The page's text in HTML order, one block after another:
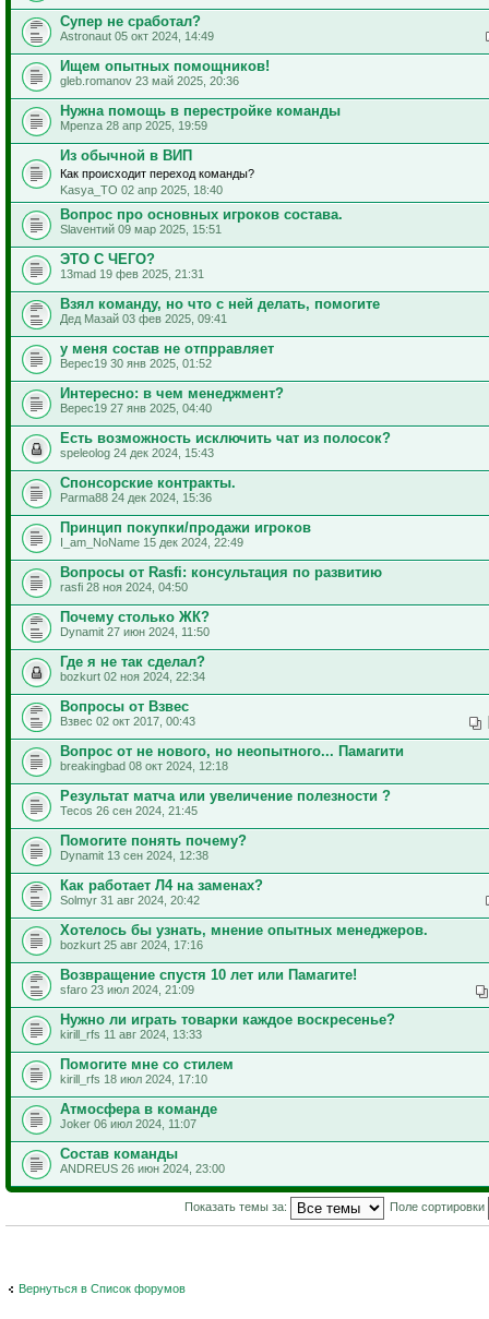
Супер не сработал?
Astronaut 05 окт 2024, 14:49
Ищем опытных помощников!
gleb.romanov 23 май 2025, 20:36
Нужна помощь в перестройке команды
Mpenza 28 апр 2025, 19:59
Из обычной в ВИП
Как происходит переход команды?
Kasya_TO 02 апр 2025, 18:40
Вопрос про основных игроков состава.
Slavентий 09 мар 2025, 15:51
ЭТО С ЧЕГО?
13mad 19 фев 2025, 21:31
Взял команду, но что с ней делать, помогите
Дед Мазай 03 фев 2025, 09:41
у меня состав не отпрравляет
Верес19 30 янв 2025, 01:52
Интересно: в чем менеджмент?
Верес19 27 янв 2025, 04:40
Есть возможность исключить чат из полосок?
speleolog 24 дек 2024, 15:43
Спонсорские контракты.
Parma88 24 дек 2024, 15:36
Принцип покупки/продажи игроков
I_am_NoName 15 дек 2024, 22:49
Вопросы от Rasfi: консультация по развитию
rasfi 28 ноя 2024, 04:50
Почему столько ЖК?
Dynamit 27 июн 2024, 11:50
Где я не так сделал?
bozkurt 02 ноя 2024, 22:34
Вопросы от Взвес
Взвес 02 окт 2017, 00:43
Вопрос от не нового, но неопытного... Памагити
breakingbad 08 окт 2024, 12:18
Результат матча или увеличение полезности ?
Tecos 26 сен 2024, 21:45
Помогите понять почему?
Dynamit 13 сен 2024, 12:38
Как работает Л4 на заменах?
Solmyr 31 авг 2024, 20:42
Хотелось бы узнать, мнение опытных менеджеров.
bozkurt 25 авг 2024, 17:16
Возвращение спустя 10 лет или Памагите!
sfaro 23 июл 2024, 21:09
Нужно ли играть товарки каждое воскресенье?
kirill_rfs 11 авг 2024, 13:33
Помогите мне со стилем
kirill_rfs 18 июл 2024, 17:10
Атмосфера в команде
Joker 06 июл 2024, 11:07
Состав команды
ANDREUS 26 июн 2024, 23:00
Показать темы за: Поле сортировки
Вернуться в Список форумов